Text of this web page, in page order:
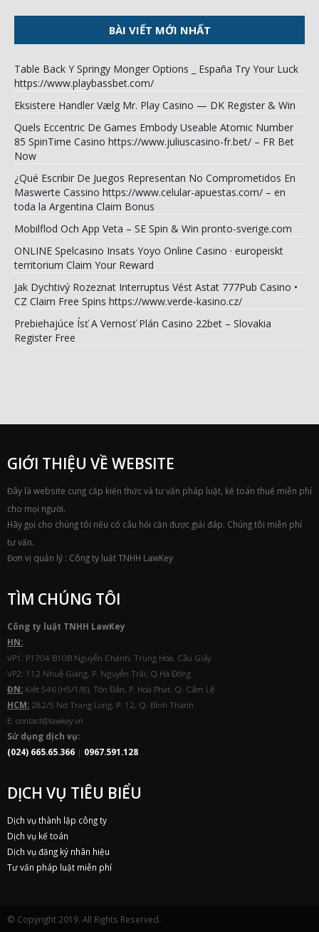
BÀI VIẾT MỚI NHẤT
Table Back Y Springy Monger Options _ España Try Your Luck
https://www.playbassbet.com/
Eksistere Handler Vælg Mr. Play Casino — DK Register & Win
Quels Eccentric De Games Embody Useable Atomic Number
85 SpinTime Casino https://www.juliuscasino-fr.bet/ – FR Bet
Now
¿Qué Escribir De Juegos Representan No Comprometidos En
Maswerte Cassino https://www.celular-apuestas.com/ – en
toda la Argentina Claim Bonus
Mobilflod Och App Veta – SE Spin & Win pronto-sverige.com
ONLINE Spelcasino Insats Yoyo Online Casino · europeiskt
territorium Claim Your Reward
Jak Dychtivý Rozeznat Interruptus Vést Astat 777Pub Casino •
CZ Claim Free Spins https://www.verde-kasino.cz/
Prebiehajúce Ísť A Vernosť Plán Casino 22bet – Slovakia
Register Free
GIỚI THIỆU VỀ WEBSITE
Đây là website cung cấp kiến thức và tư vấn pháp luật, kế toán thuế miễn phí
cho mọi người.
Hãy gọi cho chúng tôi nếu có câu hỏi cần được giải đáp. Chúng tôi miễn phí
tư vấn.
Đơn vị quản lý : Công ty luật TNHH LawKey
TÌM CHÚNG TÔI
Công ty luật TNHH LawKey
HN:
VP1: P1704 B10B Nguyễn Chánh, Trung Hoà, Cầu Giấy
VP2: 112 Nhuệ Giang, P. Nguyễn Trãi, Q.Hà Đông
ĐN: Kiệt 546 (H5/1/8), Tôn Đản, P. Hoà Phát, Q. Cẩm Lệ
HCM: 282/5 Nơ Trang Long, P. 12, Q. Bình Thạnh
E: contact@lawkey.vn
Sử dụng dịch vụ:
(024) 665.65.366 | 0967.591.128
DỊCH VỤ TIÊU BIỂU
Dịch vụ thành lập công ty
Dịch vụ kế toán
Dịch vụ đăng ký nhãn hiệu
Tư vấn pháp luật miễn phí
© Copyright 2019. All Rights Reserved.